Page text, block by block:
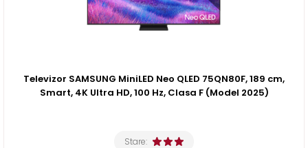
Televizor SAMSUNG MiniLED Neo QLED 75QN80F, 189 cm,
Smart, 4K Ultra HD, 100 Hz, Clasa F (Model 2025)
Stare: